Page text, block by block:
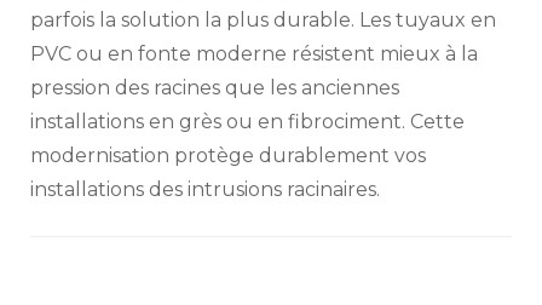
parfois la solution la plus durable. Les tuyaux en
PVC ou en fonte moderne résistent mieux à la
pression des racines que les anciennes
installations en grès ou en fibrociment. Cette
modernisation protège durablement vos
installations des intrusions racinaires.